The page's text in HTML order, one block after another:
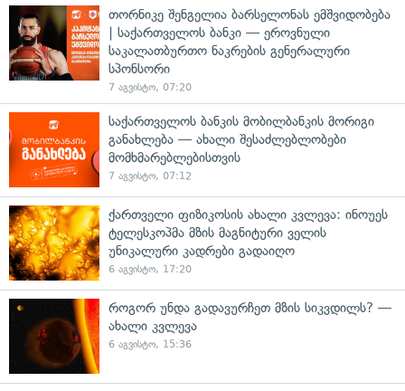
თორნიკე შენგელია ბარსელონას ემშვიდობება
| საქართველოს ბანკი — ეროვნული
საკალათბურთო ნაკრების გენერალური
სპონსორი
7 აგვისტო, 07:20
საქართველოს ბანკის მობილბანკის მორიგი
განახლება — ახალი შესაძლებლობები
მომხმარებლებისთვის
7 აგვისტო, 07:12
ქართველი ფიზიკოსის ახალი კვლევა: ინოუეს
ტელესკოპმა მზის მაგნიტური ველის
უნიკალური კადრები გადაიღო
6 აგვისტო, 17:20
როგორ უნდა გადავურჩეთ მზის სიკვდილს? —
ახალი კვლევა
6 აგვისტო, 15:36